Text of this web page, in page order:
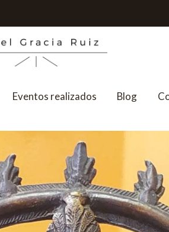
Eventos realizados Blog